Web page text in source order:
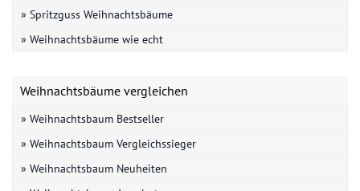
» Spritzguss Weihnachtsbäume
» Weihnachtsbäume wie echt
Weihnachtsbäume vergleichen
» Weihnachtsbaum Bestseller
» Weihnachtsbaum Vergleichssieger
» Weihnachtsbaum Neuheiten